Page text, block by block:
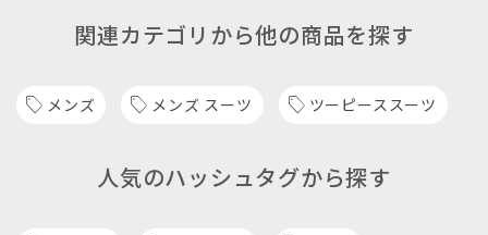
関連カテゴリから他の商品を探す
メンズ メンズ スーツ ツーピーススーツ
人気のハッシュタグから探す